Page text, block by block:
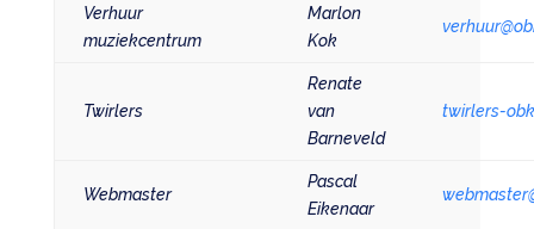
Verhuur
muziekcentrum
Marlon
Kok
Twirlers
Renate
van
Barneveld
twirlers-
Webmaster
Pascal
Eikenaar